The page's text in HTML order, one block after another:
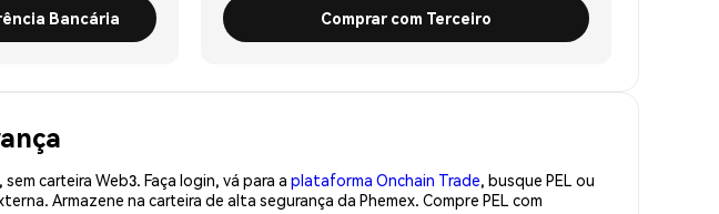
Bancária Comprar com Terceiro
carteira Web3. Faça login, vá para a plataforma Onchain Trade, busque PEL ou
Armazene na carteira de alta segurança da Phemex. Compre PEL com